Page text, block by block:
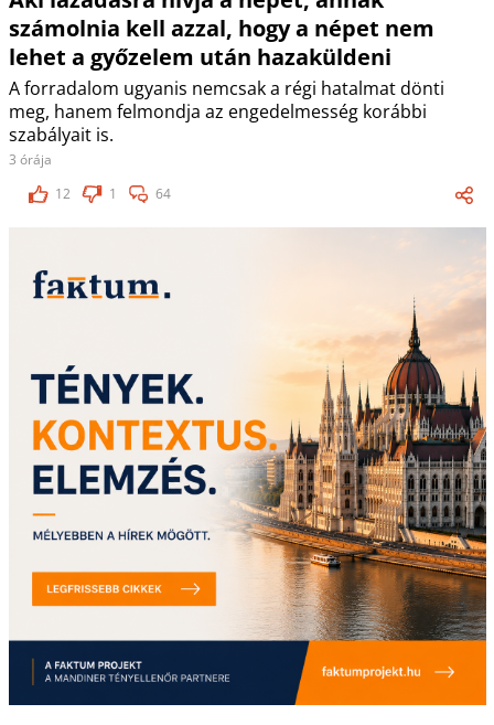
számolnia kell azzal, hogy a népet nem
lehet a győzelem után hazaküldeni
A forradalom ugyanis nemcsak a régi hatalmat dönti
meg, hanem felmondja az engedelmesség korábbi
szabályait is.
3 órája
12
1 64